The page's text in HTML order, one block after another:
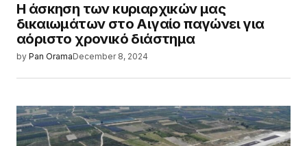
Η άσκηση των κυριαρχικών μας
δικαιωμάτων στο Αιγαίο παγώνει για
αόριστο χρονικό διάστημα
by Pan OramaDecember 8, 2024